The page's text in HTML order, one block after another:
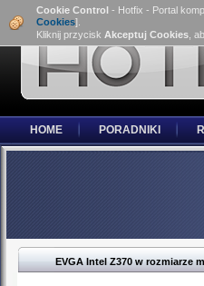
Cookie Control - Hotfix - Portal
Cookies].
Kliknij przycisk Akceptuj Cookies ,
HOME PORADNIKI
EVGA Intel Z370 w rozmiarze